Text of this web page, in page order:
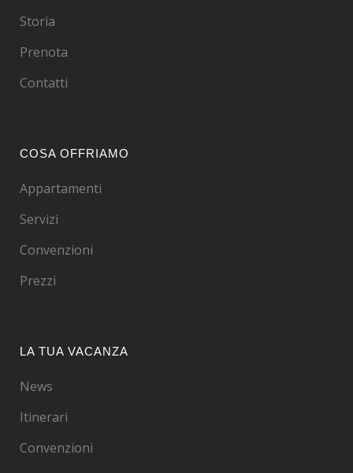
Storia
Prenota
Contatti
COSA OFFRIAMO
Appartamenti
Servizi
Convenzioni
Prezzi
LA TUA VACANZA
News
Itinerari
Convenzioni